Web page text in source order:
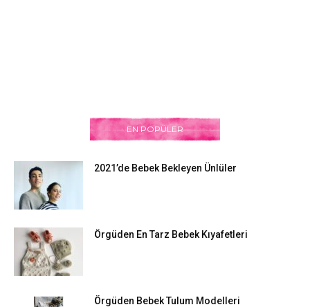
EN POPÜLER
2021’de Bebek Bekleyen Ünlüler
Örgüden En Tarz Bebek Kıyafetleri
Örgüden Bebek Tulum Modelleri